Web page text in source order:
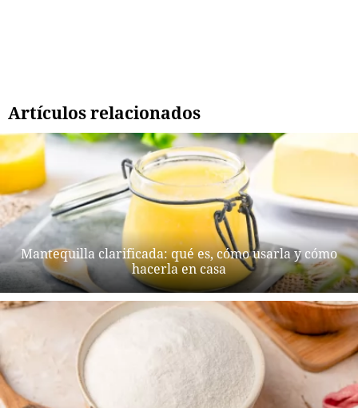
Artículos relacionados
Mantequilla clarificada: qué es, cómo usarla y cómo
hacerla en casa